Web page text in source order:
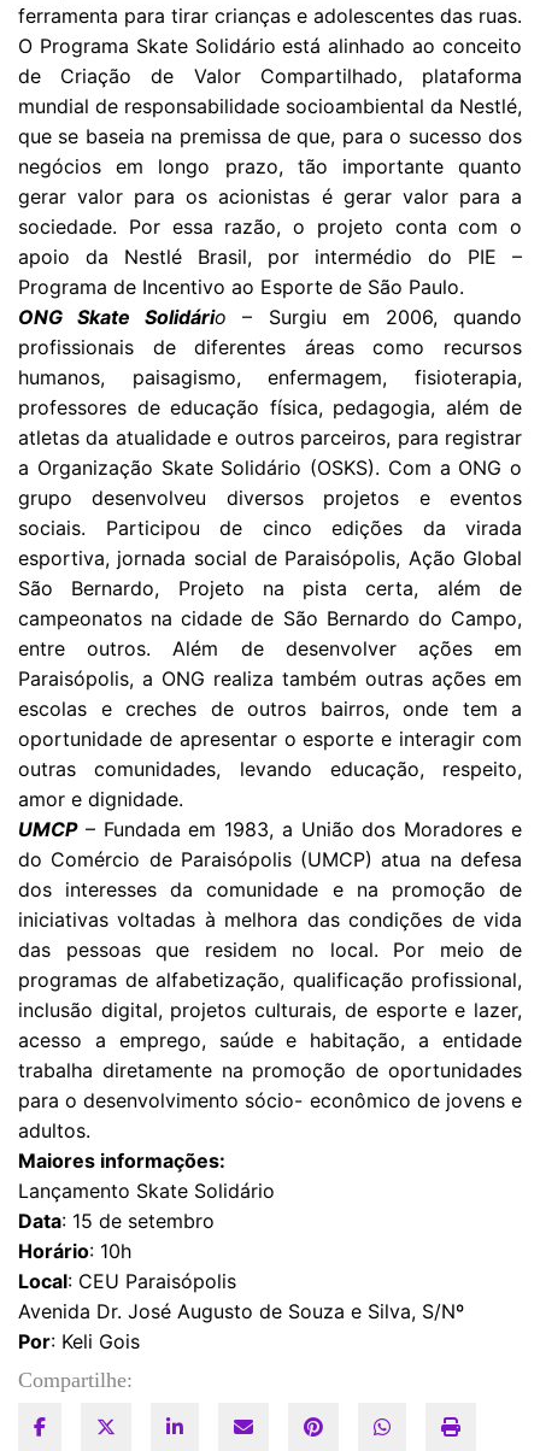
ferramenta para tirar crianças e adolescentes das ruas.
O Programa Skate Solidário está alinhado ao conceito
de Criação de Valor Compartilhado, plataforma
mundial de responsabilidade socioambiental da Nestlé,
que se baseia na premissa de que, para o sucesso dos
negócios em longo prazo, tão importante quanto
gerar valor para os acionistas é gerar valor para a
sociedade. Por essa razão, o projeto conta com o
apoio da Nestlé Brasil, por intermédio do PIE –
Programa de Incentivo ao Esporte de São Paulo.
ONG Skate Solidário – Surgiu em 2006, quando
profissionais de diferentes áreas como recursos
humanos, paisagismo, enfermagem, fisioterapia,
professores de educação física, pedagogia, além de
atletas da atualidade e outros parceiros, para registrar
a Organização Skate Solidário (OSKS). Com a ONG o
grupo desenvolveu diversos projetos e eventos
sociais. Participou de cinco edições da virada
esportiva, jornada social de Paraisópolis, Ação Global
São Bernardo, Projeto na pista certa, além de
campeonatos na cidade de São Bernardo do Campo,
entre outros. Além de desenvolver ações em
Paraisópolis, a ONG realiza também outras ações em
escolas e creches de outros bairros, onde tem a
oportunidade de apresentar o esporte e interagir com
outras comunidades, levando educação, respeito,
amor e dignidade.
UMCP– Fundada em 1983, a União dos Moradores e
do Comércio de Paraisópolis (UMCP) atua na defesa
dos interesses da comunidade e na promoção de
iniciativas voltadas à melhora das condições de vida
das pessoas que residem no local. Por meio de
programas de alfabetização, qualificação profissional,
inclusão digital, projetos culturais, de esporte e lazer,
acesso a emprego, saúde e habitação, a entidade
trabalha diretamente na promoção de oportunidades
para o desenvolvimento sócio- econômico de jovens e
adultos.
Maiores informações:
Lançamento Skate Solidário
Data: 15 de setembro
Horário: 10h
Local: CEU Paraisópolis
Avenida Dr. José Augusto de Souza e Silva, S/Nº
Por: Keli Gois
Compartilhe: